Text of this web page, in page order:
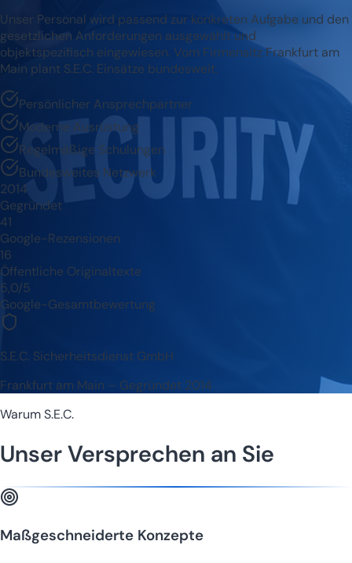
Unser Personal wird passend zur konkreten Aufgabe und den
gesetzlichen Anforderungen ausgewählt und
objektspezifisch eingewiesen. Vom Firmensitz Frankfurt am
Main plant S.E.C. Einsätze bundesweit.
Persönlicher Ansprechpartner
Moderne Ausrüstung
Regelmäßige Schulungen
Bundesweites Netzwerk
2014
Gegründet
41
Google-Rezensionen
16
Öffentliche Originaltexte
5,0/5
Google-Gesamtbewertung
S.E.C. Sicherheitsdienst GmbH
Frankfurt am Main – Gegründet 2014
Warum S.E.C.
Unser Versprechen an Sie
Maßgeschneiderte Konzepte